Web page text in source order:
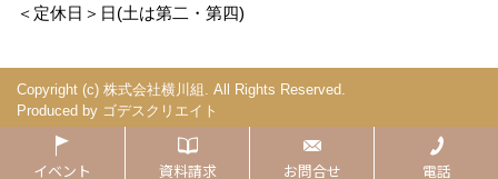
＜定休日＞日(土は第二・第四)
Copyright (c) 株式会社横川組. All Rights Reserved.
Produced by ゴデスクリエイト
イベント 資料請求 お問合せ 電話